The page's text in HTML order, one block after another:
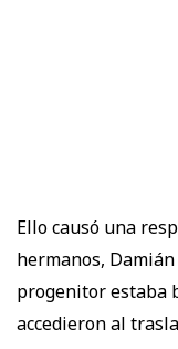
Ello causó una
hermanos,
progenitor estaba
accedieron al